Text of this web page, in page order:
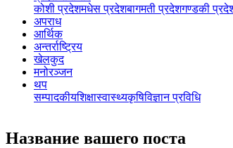
कोशी प्रदेशमधेस प्रदेशबागमती प्रदेशगण्डकी
अपराध
आर्थिक
अन्तर्राष्ट्रिय
खेलकुद
मनोरञ्जन
थप
सम्पादकीयशिक्षास्वास्थ्यकृषिविज्ञान प्रविधि
Название вашего поста